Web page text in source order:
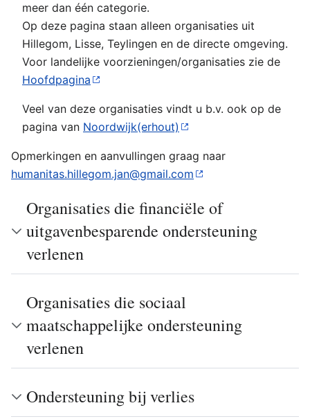
meer dan één categorie.
Op deze pagina staan alleen organisaties uit
Hillegom, Lisse, Teylingen en de directe omgeving.
Voor landelijke voorzieningen/organisaties zie de
Hoofdpagina
Veel van deze organisaties vindt u b.v. ook op de
pagina van Noordwijk(erhout)
Opmerkingen en aanvullingen graag naar
humanitas.hillegom.jan@gmail.com
Organisaties die financiële of
uitgavenbesparende ondersteuning
verlenen
Organisaties die sociaal
maatschappelijke ondersteuning
verlenen
Ondersteuning bij verlies